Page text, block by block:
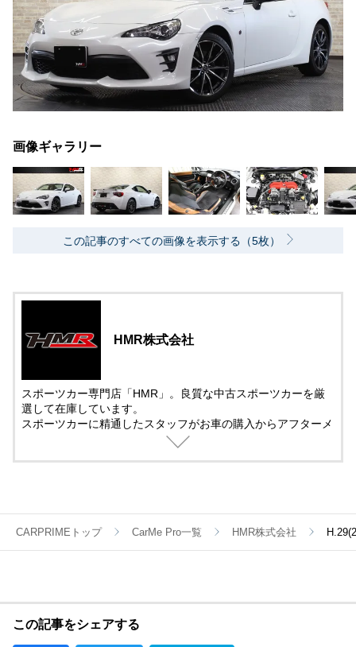
画像ギャラリー
この記事のすべての画像を表示する（5枚）
HMR株式会社
スポーツカー専門店「HMR」。良質な中古スポーツカーを厳
選して在庫しています。
スポーツカーに精通したスタッフがお車の購入からアフターメ
ンテナンス＆チューニングまでサポート。
CARPRIMEトップ CarMe Pro一覧 HMR株式会社
この記事をシェアする